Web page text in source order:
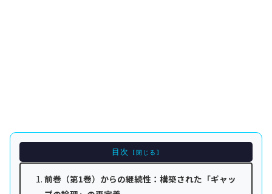
目次
前巻（第1巻）からの継続性：構築された「ギャッ